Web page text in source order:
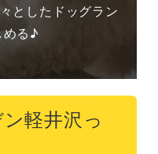
としたドッグラン
める♪
軽井沢っ